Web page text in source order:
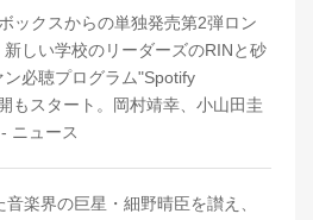
ックスからの単独発売第2弾ロン
新しい学校のリーダーズのRINと砂
必聴プログラム"Spotify
もスタート。岡村靖幸、小山田圭
ニュース
楽界の巨星・細野晴臣を讃え、